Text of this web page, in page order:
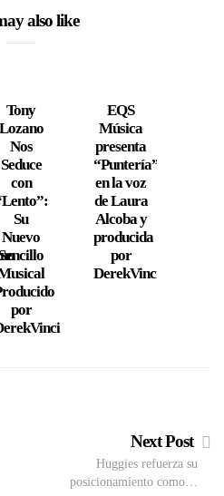
also like
Tony
Lozano
Nos
Seduce
con
Su
Nuevo
por
EQS
Música
presenta
“Puntería”
en la voz
de Laura
Alcoba y
producida
por
DerekVinci
Next Post
Huggies refuerza su
posicionamiento como…